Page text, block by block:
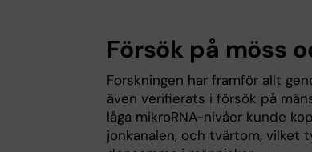
Försök på möss
Forskningen har framför allt
även verifierats i försök på
låga mikroRNA-nivåer kunde
jonkanalen, och tvärtom, vilket